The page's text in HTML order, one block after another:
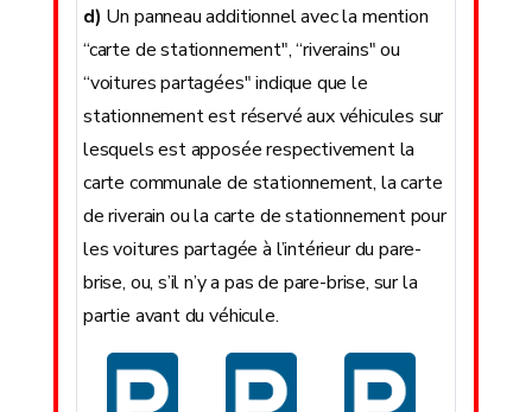
d) Un panneau additionnel avec la mention
“carte de stationnement", “riverains" ou
“voitures partagées" indique que le
stationnement est réservé aux véhicules sur
lesquels est apposée respectivement la
carte communale de stationnement, la carte
de riverain ou la carte de stationnement pour
les voitures partagée à l’intérieur du pare-
brise, ou, s’il n’y a pas de pare-brise, sur la
partie avant du véhicule.